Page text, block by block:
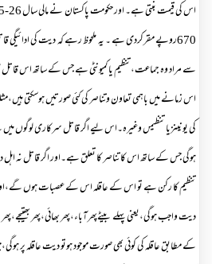
اس کی قیمت بنتی ہے۔ اور حکومت پاکستان نے مالی سال26
670روپے مقرکردی ہے ۔ یہ ملحوظ رہے کہ دیت کی ادائیگی
سے مراد وہ جماعت،تنظیم یا کمیونٹی ہے جس کے ساتھ اس قاتل
اس زمانے میں باہمی تعاون وتناصر کی کئی صورتیں ہوسکتی
کی یونینزیا تنظیمں وغیرہ۔اس لیے اگر قاتل سرکاری لوگوں
ہوگی جس کے ساتھ اس کا تناصر کا تعلق ہے۔اور اگر قاتل نہ
تنظیم کا رکن ہے تو اس کے عاقلہ اس کے عصبات ہوں
دیت واجب ہوگی،یعنی پہلے بیٹےپھرآباء،پھر بھائی،پھر
کے مطابق عاقلہ کی کوئی بھی صورت موجود ہوتو دیت عاقلہ پر